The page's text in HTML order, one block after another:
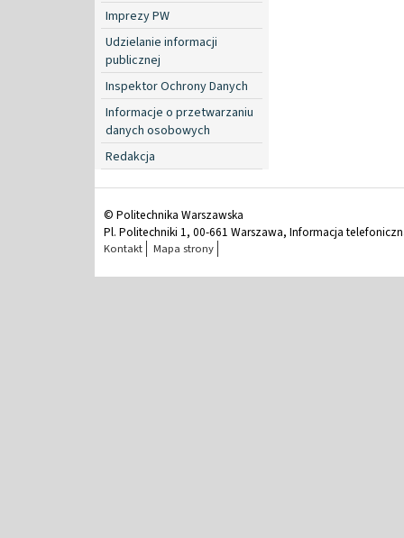
Imprezy PW
Udzielanie informacji
publicznej
Inspektor Ochrony Danych
Informacje o przetwarzaniu
danych osobowych
Redakcja
© Politechnika Warszawska
Pl. Politechniki 1, 00-661 Warszawa, Informacja
Kontakt Mapa strony